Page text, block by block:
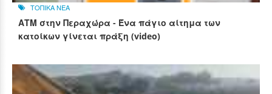
ΤΟΠΙΚΑ ΝΕΑ
ΑΤΜ στην Περαχώρα - Ένα πάγιο αίτημα των
κατοίκων γίνεται πράξη (video)